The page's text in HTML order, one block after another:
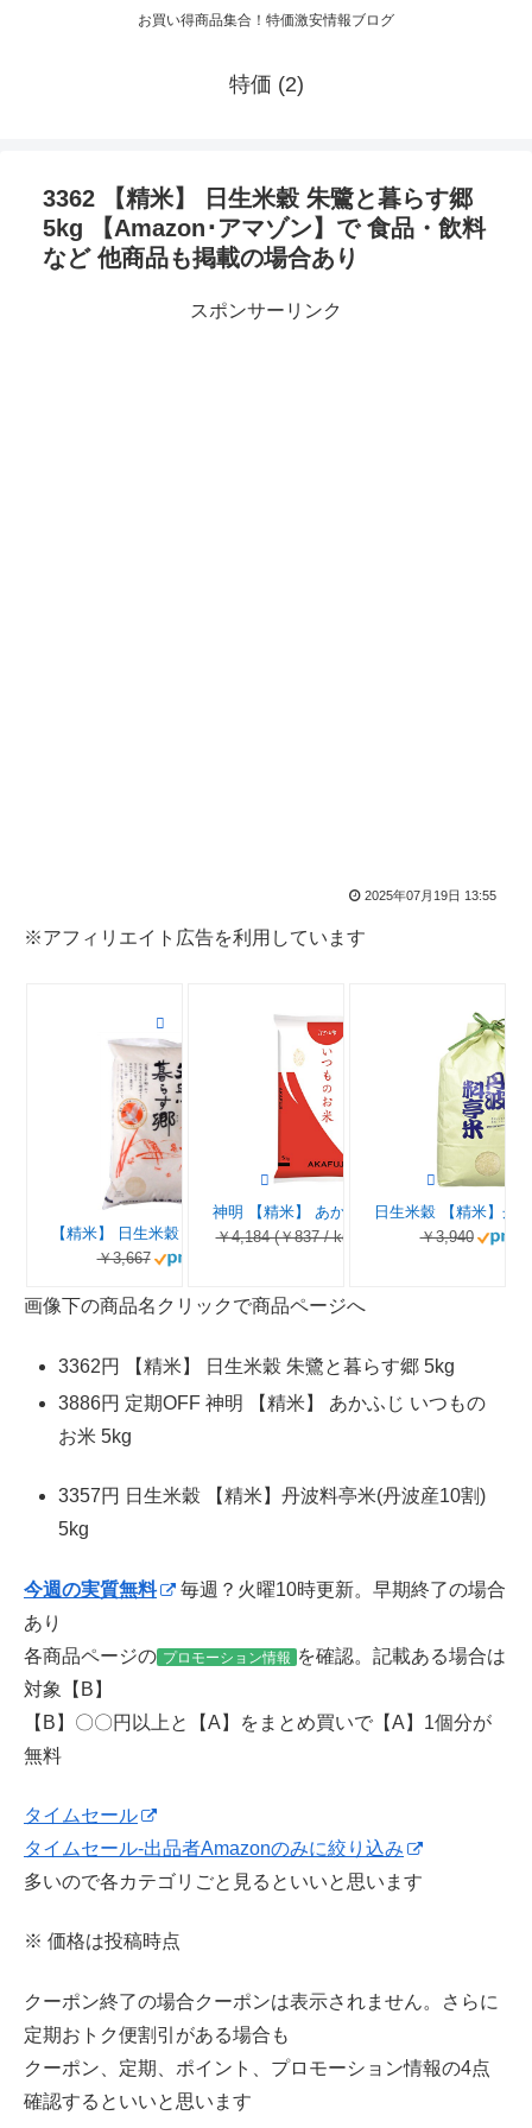
お買い得商品集合！特価激安情報ブログ
特価 (2)
3362 【精米】 日生米穀 朱鷺と暮らす郷
5kg 【Amazon･アマゾン】で 食品・飲料
など 他商品も掲載の場合あり
スポンサーリンク
2025年07月19日 13:55
※アフィリエイト広告を利用しています
【精米】 日生米穀 朱鷺と暮らす郷 5kg
￥3,667
神明 【精米】 あかふじ いつものお米 5kg
￥4,184 (￥837 / kg)
￥3,940
画像下の商品名クリックで商品ページへ
3362円 【精米】 日生米穀 朱鷺と暮らす郷 5kg
3886円 定期OFF 神明 【精米】 あかふじ いつもの
お米 5kg
3357円 日生米穀 【精米】丹波料亭米(丹波産10割)
5kg
今週の実質無料
毎週？火曜10時更新。早期終了の場合
あり
各商品ページの プロモーション情報 を確認。記載ある場合は
対象【B】
【B】〇〇円以上と【A】をまとめ買いで【A】1個分が
無料
タイムセール
タイムセール-出品者Amazonのみに絞り込み
多いので各カテゴリごと見るといいと思います
※ 価格は投稿時点
クーポン終了の場合クーポンは表示されません。さらに
定期おトク便割引がある場合も
クーポン、定期、ポイント、プロモーション情報の4点
確認するといいと思います